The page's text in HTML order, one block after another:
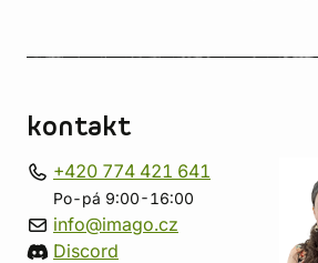
kontakt
+420 774 421 641
Po-pá 9:00-16:00
info@imago.cz
Discord